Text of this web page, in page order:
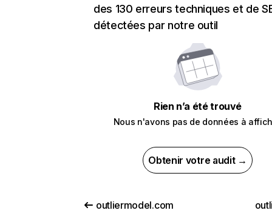
des 130 erreurs techniques et de
détectées par notre outil
Rien n’a été trouvé
Nous n'avons pas de données à
Obtenir votre audit →
outliermodel.com